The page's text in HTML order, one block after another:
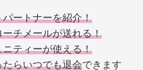
ートナーを紹介！
チメールが送れる！
ティーが使える！
らいつでも退会できます